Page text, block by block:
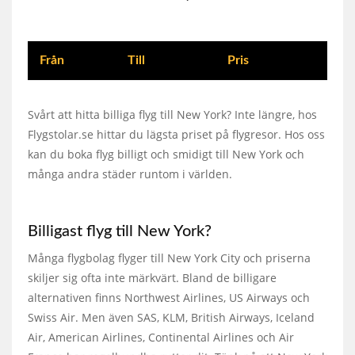
Från Till Pris
Svårt att hitta billiga flyg till New York? Inte längre, hos
Flygstolar.se hittar du lägsta priset på flygresor. Hos oss
kan du boka flyg billigt och smidigt till New York och
många andra städer runtom i världen.
Billigast flyg till New York?
Många flygbolag flyger till New York City och priserna
skiljer sig ofta inte märkvärt. Bland de billigare
alternativen finns Northwest Airlines, US Airways och
Swiss Air. Men även SAS, KLM, British Airways, Iceland
Air, American Airlines, Continental Airlines och Air